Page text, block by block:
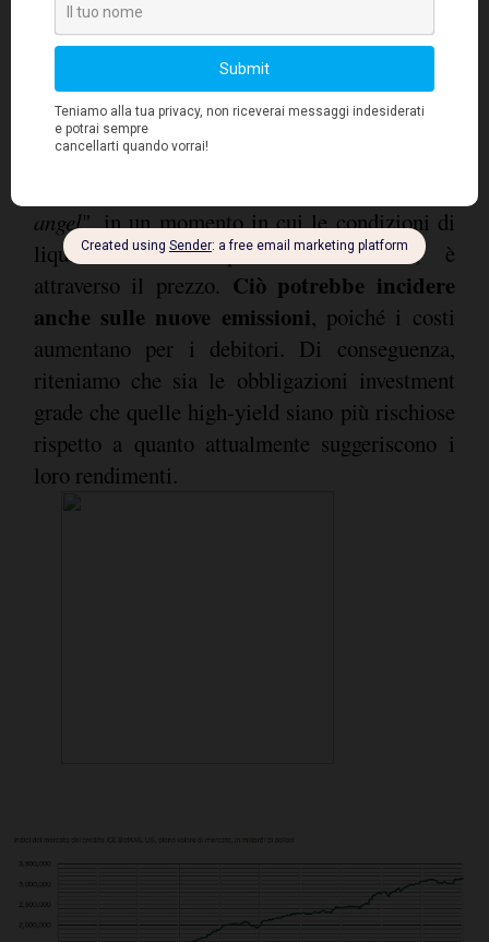
equivalente genererebbe almeno 150
miliardi di dollari dei cosiddetti "
angel". Sarebbe una cifra enorme da
assorbire, per un universo high yield che
vale 1.300 miliardi di dollari
angel", in un momento in cui le condizioni di
liquidità saranno probabilmente tese, è
attraverso il prezzo. Ciò potrebbe incidere
anche sulle nuove emissioni, poiché i costi
aumentano per i debitori. Di conseguenza,
riteniamo che sia le obbligazioni investment
grade che quelle high-yield siano più rischiose
rispetto a quanto attualmente suggeriscono i
loro rendimenti.